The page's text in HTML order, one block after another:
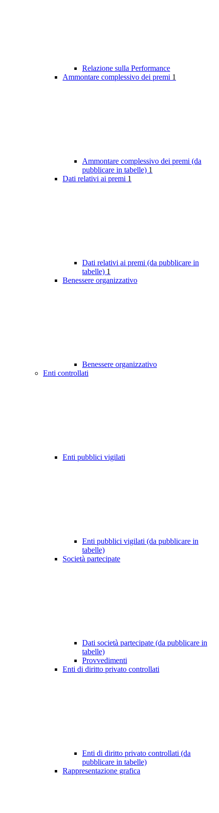
Relazione sulla Performance
Ammontare complessivo dei premi 1
Ammontare complessivo dei premi (da
pubblicare in tabelle) 1
Dati relativi ai premi 1
Dati relativi ai premi (da pubblicare in
tabelle) 1
Benessere organizzativo
Benessere organizzativo
Enti controllati
Enti pubblici vigilati
Enti pubblici vigilati (da pubblicare in
tabelle)
Società partecipate
Dati società partecipate (da pubblicare in
tabelle)
Provvedimenti
Enti di diritto privato controllati
Enti di diritto privato controllati (da
pubblicare in tabelle)
Rappresentazione grafica